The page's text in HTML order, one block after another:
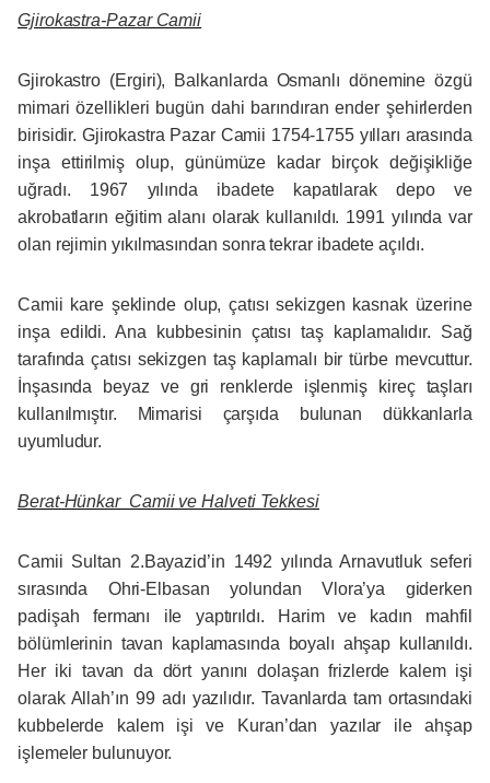
Gjirokastra-Pazar Camii
Gjirokastro (Ergiri), Balkanlarda Osmanlı dönemine özgü
mimari özellikleri bugün dahi barındıran ender şehirlerden
birisidir. Gjirokastra Pazar Camii 1754-1755 yılları arasında
inşa ettirilmiş olup, günümüze kadar birçok değişikliğe
uğradı. 1967 yılında ibadete kapatılarak depo ve
akrobatların eğitim alanı olarak kullanıldı. 1991 yılında var
olan rejimin yıkılmasından sonra tekrar ibadete açıldı.
Camii kare şeklinde olup, çatısı sekizgen kasnak üzerine
inşa edildi. Ana kubbesinin çatısı taş kaplamalıdır. Sağ
tarafında çatısı sekizgen taş kaplamalı bir türbe mevcuttur.
İnşasında beyaz ve gri renklerde işlenmiş kireç taşları
kullanılmıştır. Mimarisi çarşıda bulunan dükkanlarla
uyumludur.
Berat-Hünkar Camii ve Halveti Tekkesi
Camii Sultan 2.Bayazid’in 1492 yılında Arnavutluk seferi
sırasında Ohri-Elbasan yolundan Vlora’ya giderken
padişah fermanı ile yaptırıldı. Harim ve kadın mahfil
bölümlerinin tavan kaplamasında boyalı ahşap kullanıldı.
Her iki tavan da dört yanını dolaşan frizlerde kalem işi
olarak Allah’ın 99 adı yazılıdır. Tavanlarda tam ortasındaki
kubbelerde kalem işi ve Kuran’dan yazılar ile ahşap
işlemeler bulunuyor.